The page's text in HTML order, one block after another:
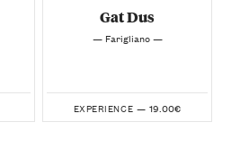
Gat Dus
— Farigliano —
EXPERIENCE — 19.00€